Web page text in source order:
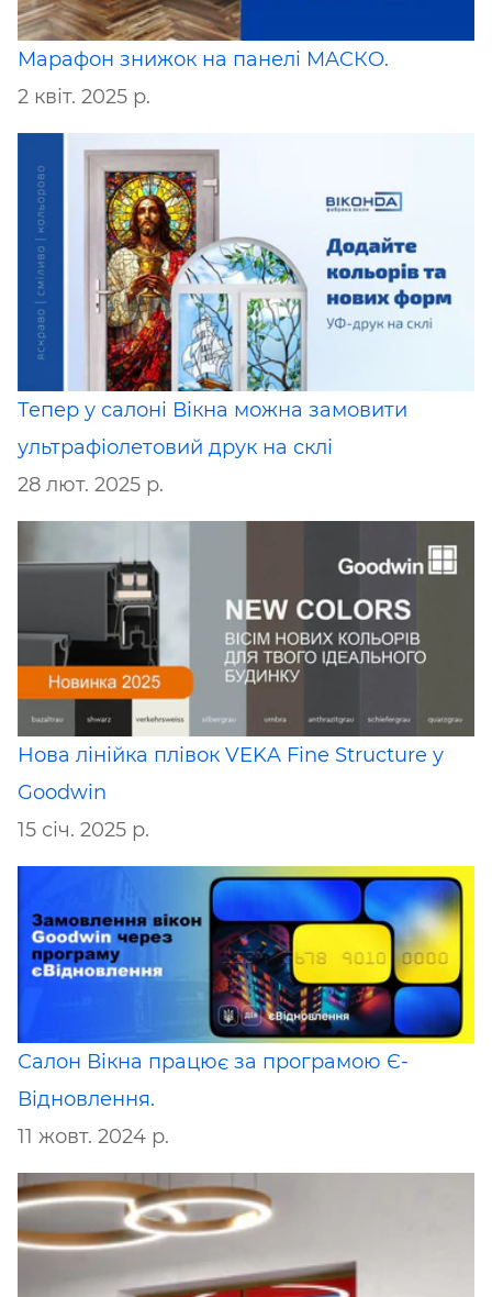
Марафон знижок на панелі MACКO.
2 квіт. 2025 р.
Тепер у салоні Вікна можна замовити
ультрафіолетовий друк на склі
28 лют. 2025 р.
Нова лінійка плівок VEKA Fine Structure у
Goodwin
15 січ. 2025 р.
Салон Вікна працює за програмою Є-
Відновлення.
11 жовт. 2024 р.